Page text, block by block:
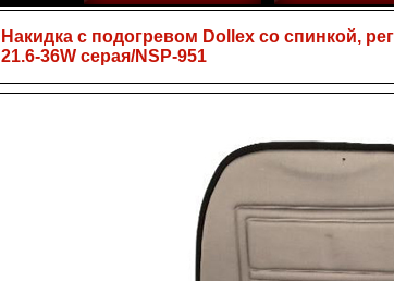
Накидка с подогревом Dollex со спинкой,
21.6-36W серая/NSP-951